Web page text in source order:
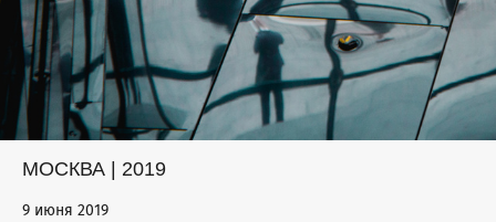
МОСКВА | 2019
9 июня 2019